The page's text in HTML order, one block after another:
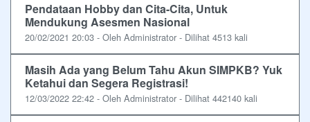
Pendataan Hobby dan Cita-Cita, Untuk
Mendukung Asesmen Nasional
20/02/2021 20:03 - Oleh Administrator - Dilihat 4513 kali
Masih Ada yang Belum Tahu Akun SIMPKB? Yuk
Ketahui dan Segera Registrasi!
12/03/2022 22:42 - Oleh Administrator - Dilihat 442140 kali